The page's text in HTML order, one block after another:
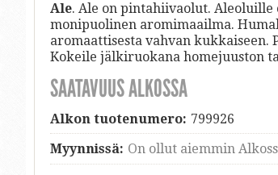
Ale. Ale on pintahiivaolut.
monipuolinen aromimaailma.
aromaattisesta vahvan
Kokeile jälkiruokana homejuuston
SAATAVUUS ALKOSSA
Alkon tuotenumero: 799926
Myynnissä: On ollut aiemmin